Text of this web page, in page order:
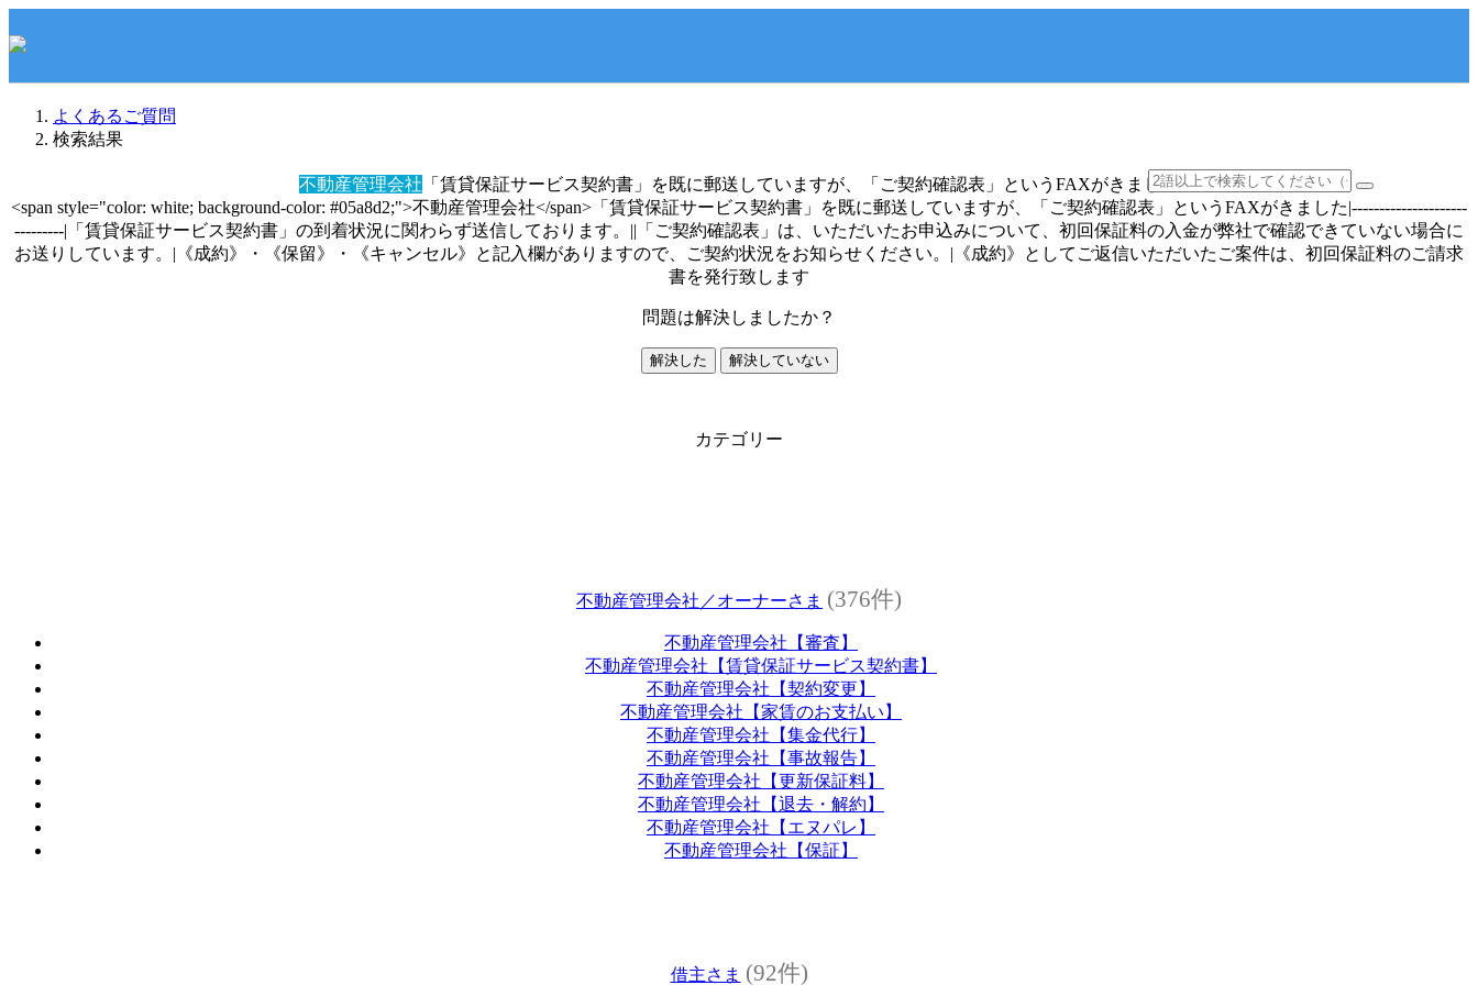
よくあるご質問
検索結果
不動産管理会社 「賃貸保証サービス契約書」を既に郵送していますが、「ご契約確認表」というFAXがきました
<span style="color: white; background-color: #05a8d2;">不動産管理会社</span>「賃貸保証サービス契約書」を既に郵送していますが、「ご契約確認表」というFAXがきました|---------------------
---------|「賃貸保証サービス契約書」の到着状況に関わらず送信しております。||「ご契約確認表」は、いただいたお申込みについて、初回保証料の入金が弊社で確認できていない場合に
お送りしています。|《成約》・《保留》・《キャンセル》と記入欄がありますので、ご契約状況をお知らせください。|《成約》としてご返信いただいたご案件は、初回保証料のご請求
書を発行致します
問題は解決しましたか？
解決した 解決していない
カテゴリー
不動産管理会社／オーナーさま (376件)
不動産管理会社【審査】
不動産管理会社【賃貸保証サービス契約書】
不動産管理会社【契約変更】
不動産管理会社【家賃のお支払い】
不動産管理会社【集金代行】
不動産管理会社【事故報告】
不動産管理会社【更新保証料】
不動産管理会社【退去・解約】
不動産管理会社【エヌパレ】
不動産管理会社【保証】
借主さま (92件)